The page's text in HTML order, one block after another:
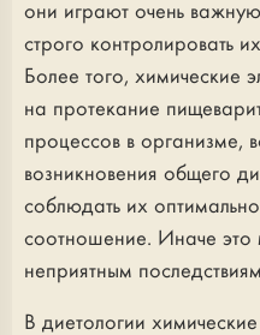
они играют очень
строго контролировать
Более того, химические
на протекание
процессов в организме,
возникновения общего
соблюдать их
соотношение. Иначе это
неприятным
В диетологии